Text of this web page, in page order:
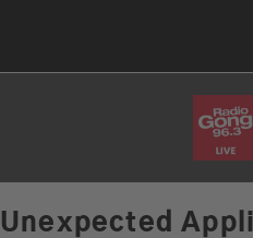
Unexpected